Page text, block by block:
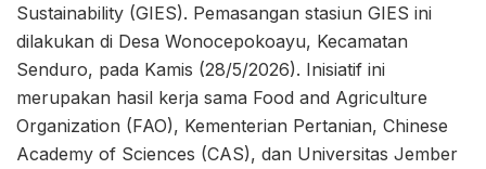
Sustainability (GIES). Pemasangan stasiun GIES ini
dilakukan di Desa Wonocepokoayu, Kecamatan
Senduro, pada Kamis (28/5/2026). Inisiatif ini
merupakan hasil kerja sama Food and Agriculture
Organization (FAO), Kementerian Pertanian, Chinese
Academy of Sciences (CAS), dan Universitas Jember